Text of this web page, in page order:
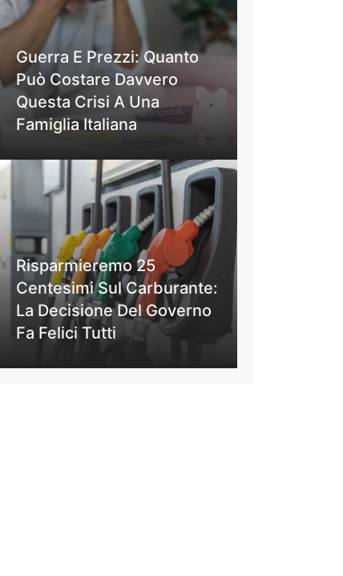
Guerra E Prezzi: Quanto
Può Costare Davvero
Questa Crisi A Una
Famiglia Italiana
Risparmieremo 25
Centesimi Sul Carburante:
La Decisione Del Governo
Fa Felici Tutti